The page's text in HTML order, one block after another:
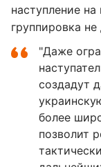
наступление
группировка
"Даже
создадут
более
позволит